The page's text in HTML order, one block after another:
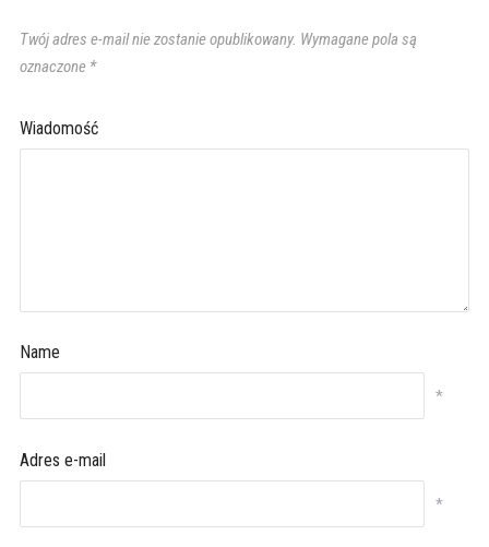
Twój adres e-mail nie zostanie opublikowany. Wymagane pola są
oznaczone *
Wiadomość
Name
*
Adres e-mail
*